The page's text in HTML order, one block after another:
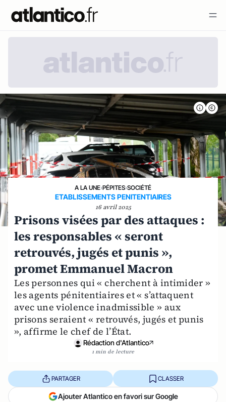
A LA UNE›PÉPITES›SOCIÉTÉ
ETABLISSEMENTS PENITENTIAIRES
16 avril 2025
Prisons visées par des attaques :
les responsables « seront
retrouvés, jugés et punis »,
promet Emmanuel Macron
Les personnes qui « cherchent à intimider »
les agents pénitentiaires et « s’attaquent
avec une violence inadmissible » aux
prisons seraient « retrouvés, jugés et punis
», affirme le chef de l’État.
Rédaction d'Atlantico
1 min de lecture
PARTAGER CLASSER
Ajouter Atlantico en favori sur Google